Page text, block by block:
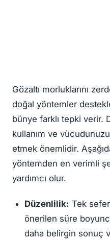
Gözaltı morluklarını
doğal yöntemler
bünye farklı tepki verir.
kullanım ve
etmek önemlidir.
yöntemden en verimli
yardımcı olur.
Düzenlilik: Tek
önerilen süre
daha belirgin sonuç